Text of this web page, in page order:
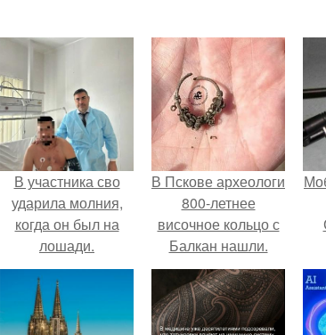
В участника сво
ударила молния,
когда он был на
лошади.
В Пскове археологи
800-летнее
височное кольцо с
Балкан нашли.